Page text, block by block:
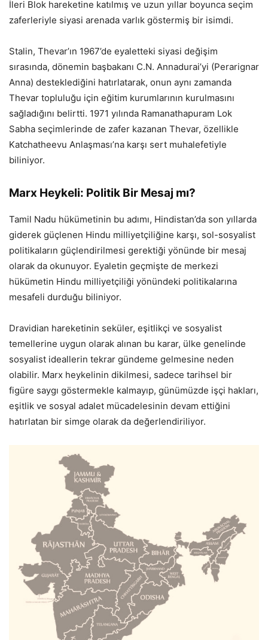
İleri Blok hareketine katılmış ve uzun yıllar boyunca seçim
zaferleriyle siyasi arenada varlık göstermiş bir isimdi.
Stalin, Thevar’ın 1967’de eyaletteki siyasi değişim
sırasında, dönemin başbakanı C.N. Annadurai’yi (Perarignar
Anna) desteklediğini hatırlatarak, onun aynı zamanda
Thevar topluluğu için eğitim kurumlarının kurulmasını
sağladığını belirtti. 1971 yılında Ramanathapuram Lok
Sabha seçimlerinde de zafer kazanan Thevar, özellikle
Katchatheevu Anlaşması’na karşı sert muhalefetiyle
biliniyor.
Marx Heykeli: Politik Bir Mesaj mı?
Tamil Nadu hükümetinin bu adımı, Hindistan’da son yıllarda
giderek güçlenen Hindu milliyetçiliğine karşı, sol-sosyalist
politikaların güçlendirilmesi gerektiği yönünde bir mesaj
olarak da okunuyor. Eyaletin geçmişte de merkezi
hükümetin Hindu milliyetçiliği yönündeki politikalarına
mesafeli durduğu biliniyor.
Dravidian hareketinin seküler, eşitlikçi ve sosyalist
temellerine uygun olarak alınan bu karar, ülke genelinde
sosyalist ideallerin tekrar gündeme gelmesine neden
olabilir. Marx heykelinin dikilmesi, sadece tarihsel bir
figüre saygı göstermekle kalmayıp, günümüzde işçi hakları,
eşitlik ve sosyal adalet mücadelesinin devam ettiğini
hatırlatan bir simge olarak da değerlendiriliyor.